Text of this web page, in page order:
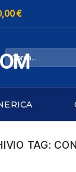
€
Cerca:
TAG: